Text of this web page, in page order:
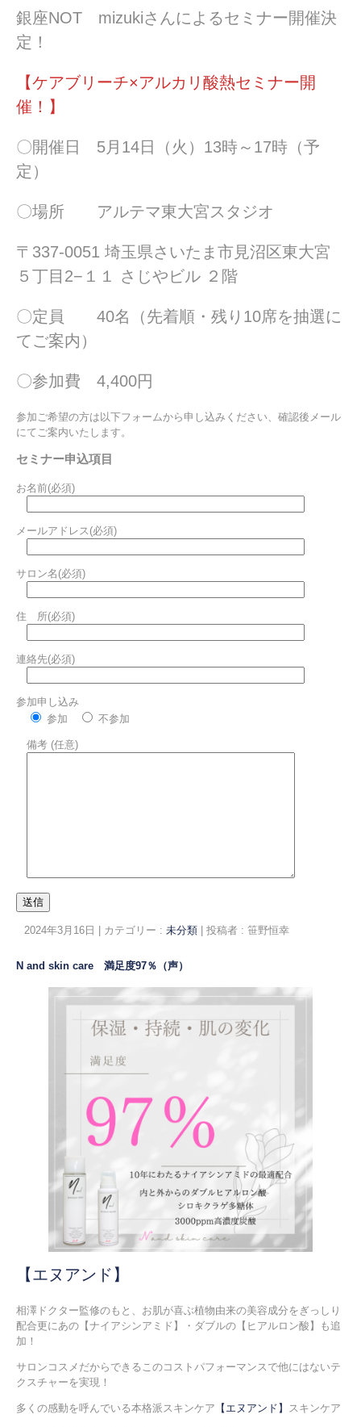
銀座NOT mizukiさんによるセミナー開催決
定！
【ケアブリーチ×アルカリ酸熱セミナー開
催！】
〇開催日 5月14日（火）13時～17時（予
定）
〇場所 アルテマ東大宮スタジオ
〒337-0051 埼玉県さいたま市見沼区東大宮
５丁目2−１１ さじやビル ２階
〇定員 40名（先着順・残り10席を抽選に
てご案内）
〇参加費 4,400円
参加ご希望の方は以下フォームから申し込みください、確認後メール
にてご案内いたします。
セミナー申込項目
お名前(必須)
メールアドレス(必須)
サロン名(必須)
住 所(必須)
連絡先(必須)
参加申し込み
参加
不参加
備考 (任意)
2024年3月16日 カテゴリー : 未分類 投稿者 : 笹野恒幸
N and skin care 満足度97％（声）
【エヌアンド】
相澤ドクター監修のもと、お肌が喜ぶ植物由来の美容成分をぎっしり
配合更にあの【ナイアシンアミド】・ダブルの【ヒアルロン酸】も追
加！
サロンコスメだからできるこのコストパフォーマンスで他にはないテ
クスチャーを実現！
多くの感動を呼んでいる本格派スキンケア 【エヌアンド】 スキンケア